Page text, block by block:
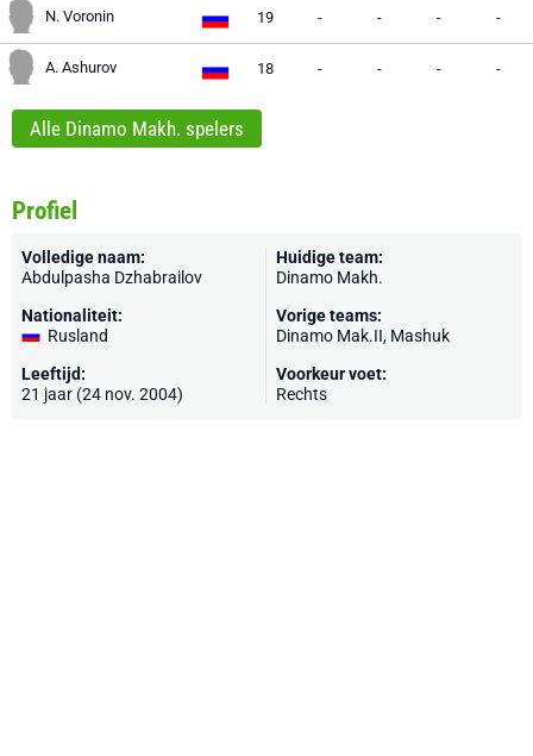
N. Voronin 19 - - - -
A. Ashurov 18 - - - -
Alle Dinamo Makh. spelers
Profiel
Volledige naam:
Abdulpasha Dzhabrailov
Nationaliteit:
Rusland
Leeftijd:
21 jaar (24 nov. 2004)
Huidige team:
Dinamo Makh.
Vorige teams:
Dinamo Mak.II, Mashuk
Voorkeur voet:
Rechts